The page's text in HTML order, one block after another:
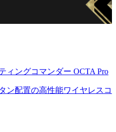
ィングコマンダー OCTA Pro
ン配置の高性能ワイヤレスコ